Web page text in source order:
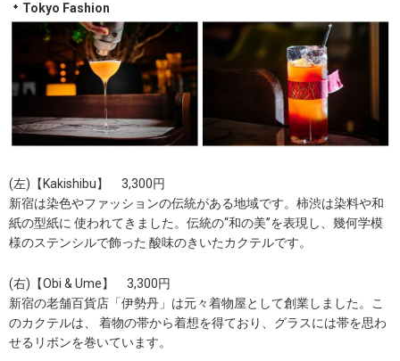
Tokyo Fashion
(左)【Kakishibu】 3,300円
新宿は染色やファッションの伝統がある地域です。柿渋は染料や和
紙の型紙に 使われてきました。伝統の“和の美”を表現し、幾何学模
様のステンシルで飾った 酸味のきいたカクテルです。
(右)【Obi & Ume】 3,300円
新宿の老舗百貨店「伊勢丹」は元々着物屋として創業しました。こ
のカクテルは、 着物の帯から着想を得ており、グラスには帯を思わ
せるリボンを巻いています。